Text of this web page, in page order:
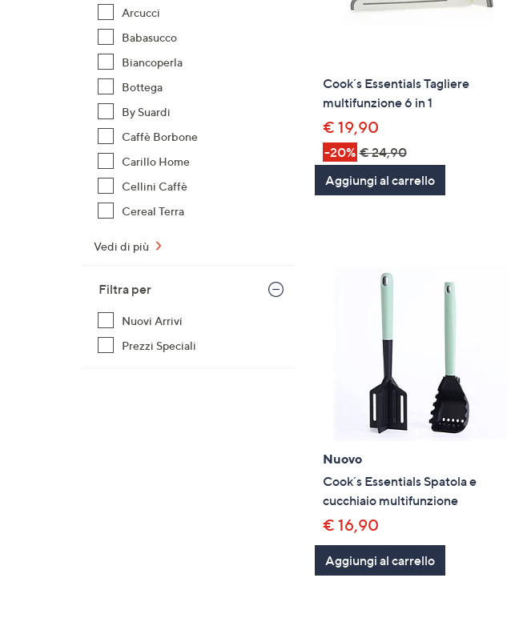
Arcucci
Babasucco
Biancoperla
Bottega
By Suardi
Caffè Borbone
Carillo Home
Cellini Caffè
Cereal Terra
Vedi di più
Filtra per
Nuovi Arrivi
Prezzi Speciali
Cook´s Essentials Tagliere
multifunzione 6 in 1
€ 19,90
-20% € 24,90
Aggiungi al carrello
Nuovo
Cook´s Essentials Spatola e
cucchiaio multifunzione
€ 16,90
Aggiungi al carrello